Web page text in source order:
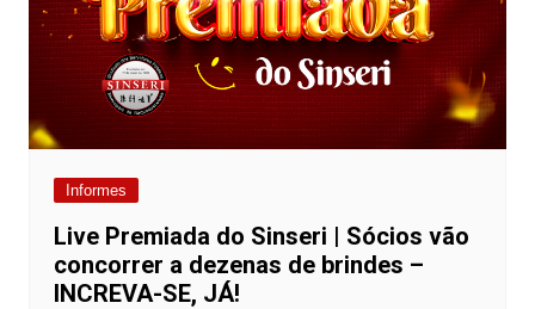
Informes
Live Premiada do Sinseri | Sócios vão
concorrer a dezenas de brindes –
INCREVA-SE, JÁ!